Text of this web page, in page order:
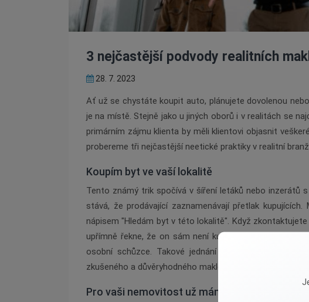
3 nejčastější podvody realitních
28. 7. 2023
Ať už se chystáte koupit auto, plánujete dovolenou
je na místě. Stejně jako u jiných oborů i v realitách se
primárním zájmu klienta by měli klientovi objasnit
probereme tři nejčastější neetické praktiky v realitní
Koupím byt ve vaší lokalitě
Tento známý trik spočívá v šíření letáků nebo inzerátů
stává, že prodávající zaznamenávají přetlak
nápisem "Hledám byt v této lokalitě". Když
upřímně řekne, že on sám není kupující, nýbrž realitní
osobní schůzce. Takové jednání je nepoctivé, proto
zkušeného a důvěryhodného makléře.
Pro vaši nemovitost už mám kupce